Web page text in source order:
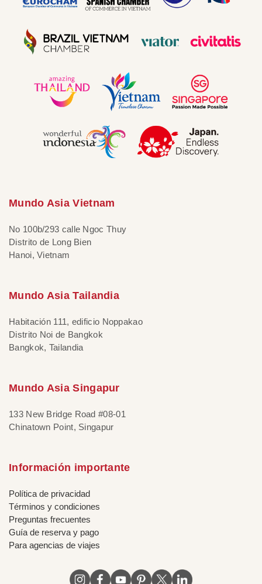
Mundo Asia Vietnam
No 100b/293 calle Ngoc Thuy
Distrito de Long Bien
Hanoi, Vietnam
Mundo Asia Tailandia
Habitación 111, edificio Noppakao
Distrito Noi de Bangkok
Bangkok, Tailandia
Mundo Asia Singapur
133 New Bridge Road #08-01
Chinatown Point, Singapur
Información importante
Política de privacidad
Términos y condiciones
Preguntas frecuentes
Guía de reserva y pago
Para agencias de viajes